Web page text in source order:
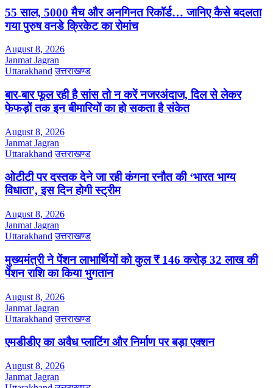
55 साल, 5000 मैच और अनगिनत रिकॉर्ड… जानिए कैसे बदलता
गया पुरुष वनडे क्रिकेट का रोमांच
August 8, 2026
Janmat Jagran
Uttarakhand उत्तराखण्ड
बार-बार फूल रही है सांस तो न करें नजरअंदाज, दिल से लेकर
फेफड़ों तक इन बीमारियों का हो सकता है संकेत
August 8, 2026
Janmat Jagran
Uttarakhand उत्तराखण्ड
ओटीटी पर दस्तक देने जा रही कंगना रनौत की ‘भारत भाग्य
विधाता’, इस दिन होगी स्ट्रीम
August 8, 2026
Janmat Jagran
Uttarakhand उत्तराखण्ड
मुख्यमंत्री ने पेंशन लाभार्थियों को कुल ₹ 146 करोड़ 32 लाख की
पेंशन राशि का किया भुगतान
August 8, 2026
Janmat Jagran
Uttarakhand उत्तराखण्ड
एमडीडीए का अवैध प्लाटिंग और निर्माण पर बड़ा एक्शन
August 8, 2026
Janmat Jagran